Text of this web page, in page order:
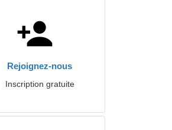
Rejoignez-nous
Inscription gratuite